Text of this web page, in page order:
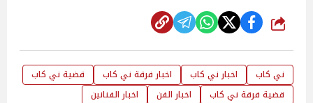
شارك
ني كاب اخبار ني كاب اخبار فرقة ني كاب
قضية ني كاب
قضية فرقة ني كاب
اخبار الفن
اخبار الفنانين